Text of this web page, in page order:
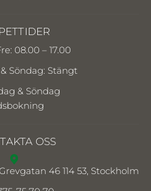
08.00 – 17.00
Söndag: Stängt
& Söndag
OSS
46 114 53, Stockholm